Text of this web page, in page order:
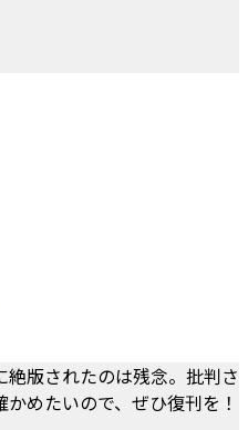
版されたのは残念。批判さ
めたいので、ぜひ復刊を！